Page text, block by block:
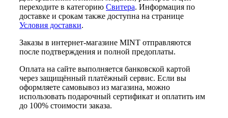
переходите в категорию Свитера. Информация по
доставке и срокам также доступна на странице
Условия доставки.
Заказы в интернет-магазине MINT отправляются
после подтверждения и полной предоплаты.
Оплата на сайте выполняется банковской картой
через защищённый платёжный сервис. Если вы
оформляете самовывоз из магазина, можно
использовать подарочный сертификат и оплатить им
до 100% стоимости заказа.